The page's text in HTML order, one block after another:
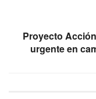
Proyecto
urgente en